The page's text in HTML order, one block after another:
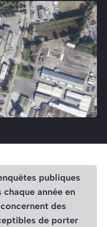
publiques
année en
des
de porter